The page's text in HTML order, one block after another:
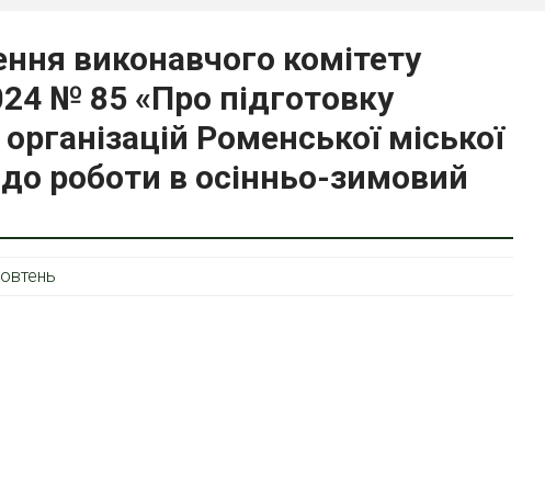
виконавчого комітету
№ 85 «Про підготовку
Роменської міської
роботи в осінньо-зимовий